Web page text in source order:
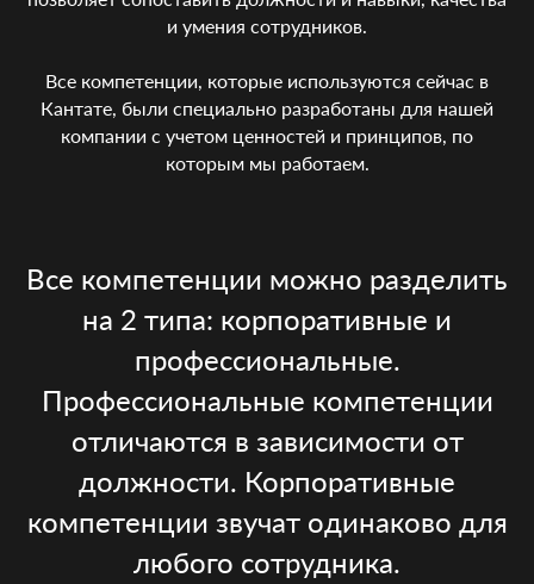
и умения сотрудников.
Все компетенции, которые используются сейчас в
Кантате, были специально разработаны для нашей
компании с учетом ценностей и принципов, по
которым мы работаем.
Все компетенции можно разделить
на 2 типа: корпоративные и
профессиональные.
Профессиональные компетенции
отличаются в зависимости от
должности. Корпоративные
компетенции звучат одинаково для
любого сотрудника.